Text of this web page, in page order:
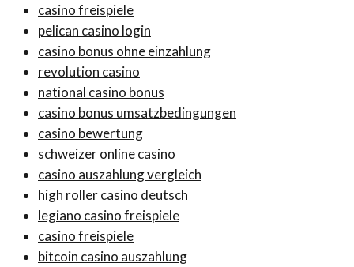
casino freispiele
pelican casino login
casino bonus ohne einzahlung
revolution casino
national casino bonus
casino bonus umsatzbedingungen
casino bewertung
schweizer online casino
casino auszahlung vergleich
high roller casino deutsch
legiano casino freispiele
casino freispiele
bitcoin casino auszahlung